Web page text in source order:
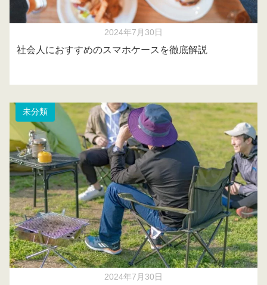
2024年7月30日
社会人におすすめのスマホケースを徹底解説
未分類
2024年7月30日